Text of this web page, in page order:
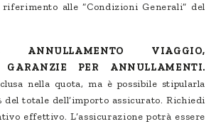
alle “Condizioni Generali” del
ANNULLAMENTO VIAGGIO,
PER ANNULLAMENTI.
nella quota, ma è possibile stipularla
del totale dell’importo assicurato. Richiedi
effettivo. L’assicurazione potrà essere